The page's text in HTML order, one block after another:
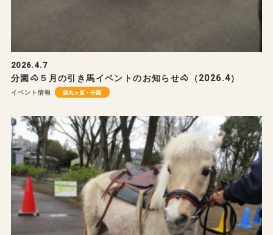
2026.4.7
分園🐴５月の引き馬イベントのお知らせ🐴（2026.4）
イベント情報 徳丸ヶ原・分園